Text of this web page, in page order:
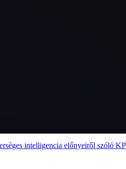
intelligencia előnyeiről szóló